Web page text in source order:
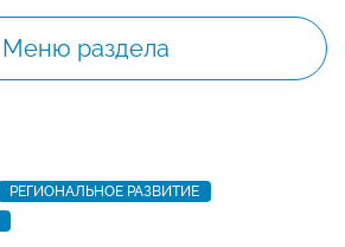
Меню раздела
РЕГИОНАЛЬНОЕ РАЗВИТИЕ